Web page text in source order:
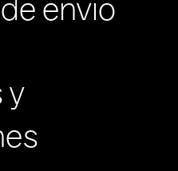
envio
y